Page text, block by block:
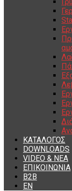
ΚΑΤΑΛΟΓΟΣ
DOWNLOADS
VIDEO & ΝΕΑ
ΕΠΙΚΟΙΝΩΝΙΑ
B2B
ΕΝ